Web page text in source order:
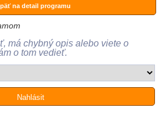
na detail programu
má chybný opis alebo viete o
o tom vedieť.